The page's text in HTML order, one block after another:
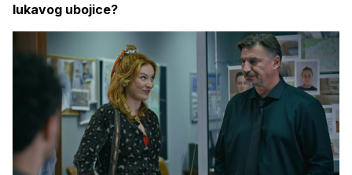
lukavog ubojice?